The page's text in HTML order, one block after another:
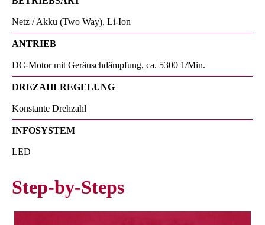
Netz / Akku (Two Way), Li-Ion
ANTRIEB
DC-Motor mit Geräuschdämpfung, ca. 5300 1/Min.
DREZAHLREGELUNG
Konstante Drehzahl
INFOSYSTEM
LED
Step-by-Steps